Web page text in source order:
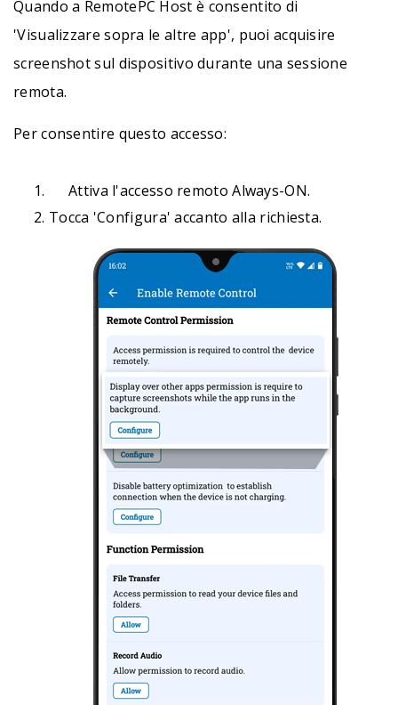
Quando a RemotePC Host è consentito di
'Visualizzare sopra le altre app', puoi acquisire
screenshot sul dispositivo durante una sessione
remota.
Per consentire questo accesso:
Attiva l'accesso remoto Always-ON.
Tocca 'Configura' accanto alla richiesta.